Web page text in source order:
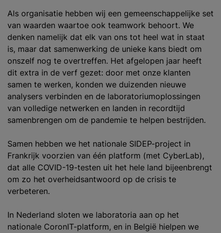
Als organisatie hebben wij een gemeenschappelijke set
van waarden waartoe ook teamwork behoort. We
denken namelijk dat elk van ons tot heel wat in staat
is, maar dat samenwerking de unieke kans biedt om
onszelf nog te overtreffen. Het afgelopen jaar heeft
dit extra in de verf gezet: door met onze klanten
samen te werken, konden we duizenden nieuwe
analysers verbinden en de laboratoriumoplossingen
van volledige netwerken en landen in recordtijd
samenbrengen om de pandemie te helpen bestrijden.
Samen hebben we het nationale SIDEP-project in
Frankrijk voorzien van één platform (met CyberLab),
dat alle COVID-19-testen uit het hele land bijeenbrengt
om zo het overheidsantwoord op de crisis te
verbeteren.
In Nederland sloten we laboratoria aan op het
nationale CoronIT-platform, en in België hielpen we